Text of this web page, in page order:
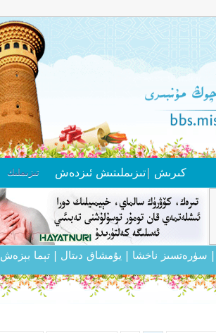
تىزىملىك كىرىش |تىزىملىتىش ئىزدەش
| سۈرەتسىز ناخشا | يۇمشاق دىتال | تېما بېزەش